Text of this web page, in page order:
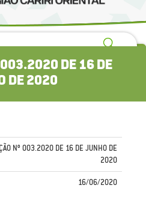
003.2020 DE 16 DE
DE 2020
Nº 003.2020 DE 16 DE JUNHO DE
2020
16/06/2020